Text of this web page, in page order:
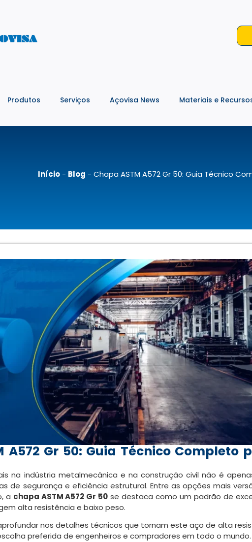
Produtos Serviços Açovisa News Materiais e
Início- Blog - Chapa ASTM A572 Gr 50: Guia Técnico
A572 Gr 50: Guia Técnico Completo
na indústria metalmecânica e na construção civil não é
de segurança e eficiência estrutural. Entre as opções mais
a chapa ASTM A572 Gr 50 se destaca como um padrão de
alta resistência e baixo peso.
nos detalhes técnicos que tornam este aço de alta
preferida de engenheiros e compradores em todo o mundo.